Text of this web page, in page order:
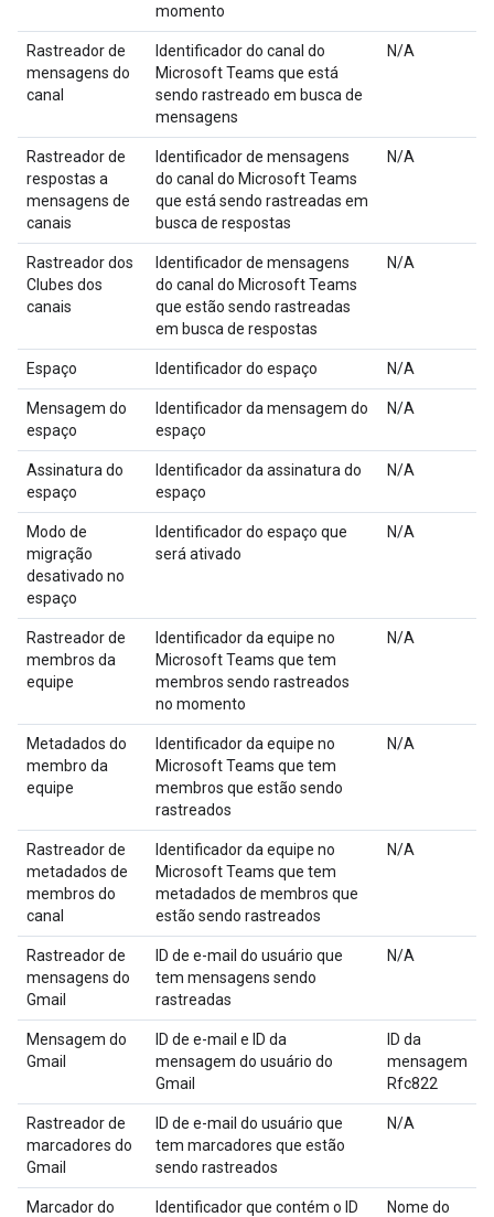
momento
Rastreador de
mensagens do
canal
Identificador do canal do
Microsoft Teams que está
sendo rastreado em busca de
mensagens
N/A
Rastreador de
respostas a
mensagens de
canais
Identificador de mensagens
do canal do Microsoft Teams
que está sendo rastreadas em
busca de respostas
N/A
Rastreador dos
Clubes dos
canais
Identificador de mensagens
do canal do Microsoft Teams
que estão sendo rastreadas
em busca de respostas
N/A
Espaço Identificador do espaço N/A
Mensagem do
espaço
Identificador da mensagem do
espaço
N/A
Assinatura do
espaço
Identificador da assinatura do
espaço
N/A
Modo de
migração
desativado no
espaço
Identificador do espaço que
será ativado
N/A
Rastreador de
membros da
equipe
Identificador da equipe no
Microsoft Teams que tem
membros sendo rastreados
no momento
N/A
Metadados do
membro da
equipe
Identificador da equipe no
Microsoft Teams que tem
membros que estão sendo
rastreados
N/A
Rastreador de
metadados de
membros do
canal
Identificador da equipe no
Microsoft Teams que tem
metadados de membros que
estão sendo rastreados
N/A
Rastreador de
mensagens do
Gmail
ID de e-mail do usuário que
tem mensagens sendo
rastreadas
N/A
Mensagem do
Gmail
ID de e-mail e ID da
mensagem do usuário do
Gmail
ID da
mensagem
Rfc822
Rastreador de
marcadores do
Gmail
ID de e-mail do usuário que
tem marcadores que estão
sendo rastreados
N/A
Marcador do
Identificador que contém o ID
Nome do